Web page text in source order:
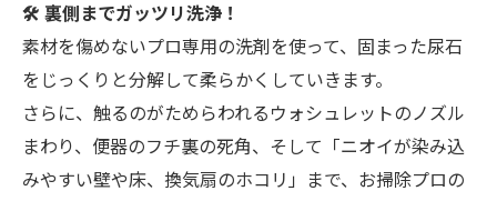
🛠️ 裏側までガッツリ洗浄！
素材を傷めないプロ専用の洗剤を使って、固まった尿石
をじっくりと分解して柔らかくしていきます。
さらに、触るのがためらわれるウォシュレットのノズル
まわり、便器のフチ裏の死角、そして「ニオイが染み込
みやすい壁や床、換気扇のホコリ」まで、お掃除プロの